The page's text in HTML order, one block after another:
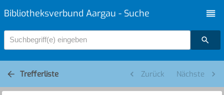
Bibliotheksverbund Aargau - Suche
Suchbegriff(e) eingeben
Trefferliste Zurück Nächste